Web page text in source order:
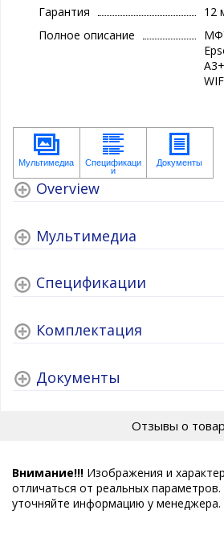
Гарантия
12
Полное описание
Overview
Мультимедиа
Спецификации
Комплектация
Документы
Отзывы о
Внимание!!! Изображения и
отличаться от реальных
уточняйте информацию у менеджера.